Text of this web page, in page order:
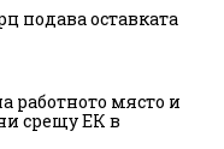
подава оставката
работното място и
срещу ЕК в